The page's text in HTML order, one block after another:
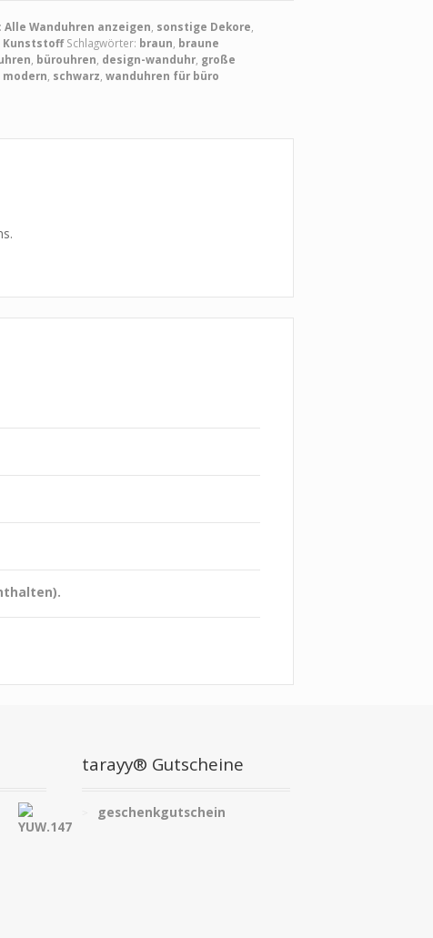
Alle Wanduhren anzeigen, sonstige Dekore,
Kunststoff Schlagwörter: braun, braune
, bürouhren, design-wanduhr, große
modern, schwarz, wanduhren für büro
tarayy® Gutscheine
geschenkgutschein